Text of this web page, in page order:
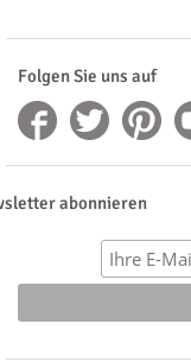
Folgen Sie uns auf
abonnieren